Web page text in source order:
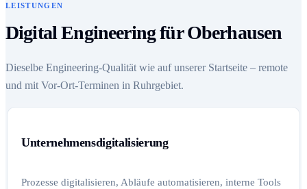
LEISTUNGEN
Digital Engineering für Oberhausen
Dieselbe Engineering-Qualität wie auf unserer Startseite – remote
und mit Vor-Ort-Terminen in Ruhrgebiet.
Unternehmensdigitalisierung
Prozesse digitalisieren, Abläufe automatisieren, interne Tools